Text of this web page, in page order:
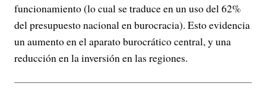
funcionamiento (lo cual se traduce en un uso del 62%
del presupuesto nacional en burocracia). Esto evidencia
un aumento en el aparato burocrático central, y una
reducción en la inversión en las regiones.